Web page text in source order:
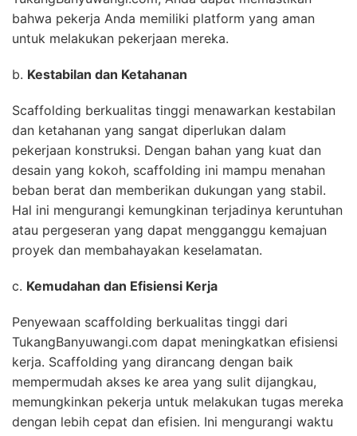
bahwa pekerja Anda memiliki platform yang aman
untuk melakukan pekerjaan mereka.
b. Kestabilan dan Ketahanan
Scaffolding berkualitas tinggi menawarkan kestabilan
dan ketahanan yang sangat diperlukan dalam
pekerjaan konstruksi. Dengan bahan yang kuat dan
desain yang kokoh, scaffolding ini mampu menahan
beban berat dan memberikan dukungan yang stabil.
Hal ini mengurangi kemungkinan terjadinya keruntuhan
atau pergeseran yang dapat mengganggu kemajuan
proyek dan membahayakan keselamatan.
c. Kemudahan dan Efisiensi Kerja
Penyewaan scaffolding berkualitas tinggi dari
TukangBanyuwangi.com dapat meningkatkan efisiensi
kerja. Scaffolding yang dirancang dengan baik
mempermudah akses ke area yang sulit dijangkau,
memungkinkan pekerja untuk melakukan tugas mereka
dengan lebih cepat dan efisien. Ini mengurangi waktu